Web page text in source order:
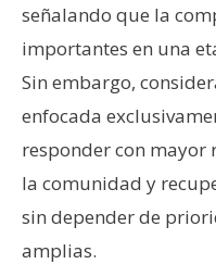
señalando que la
importantes en una
Sin embargo,
enfocada
responder con mayor
la comunidad y
sin depender de
amplias.